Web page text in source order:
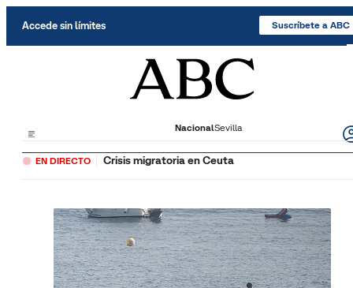
Accede sin límites Suscríbete a ABC
NacionalSevilla
EN DIRECTO Crisis migratoria en Ceuta